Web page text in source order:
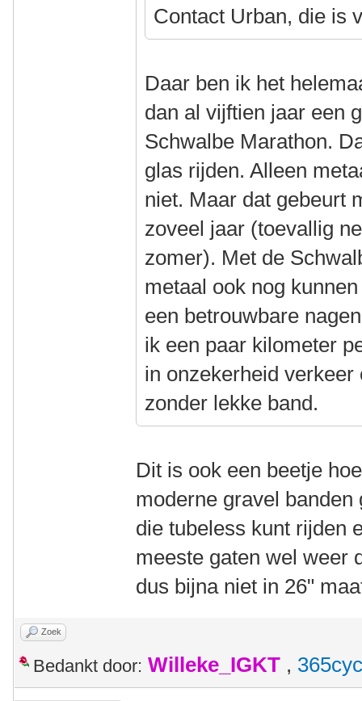
Contact Urban, die is
Daar ben ik het
dan al vijftien jaar een
Schwalbe Marathon.
glas rijden. Alleen
niet. Maar dat gebeurt
zoveel jaar (toevallig
zomer). Met de
metaal ook nog
een betrouwbare
ik een paar kilometer
in onzekerheid
zonder lekke band.
Dit is ook een beetje
moderne gravel
die tubeless kunt rijden
meeste gaten wel weer
dus bijna niet in 26"
Zoek
Bedankt door: Willeke_IGKT ,